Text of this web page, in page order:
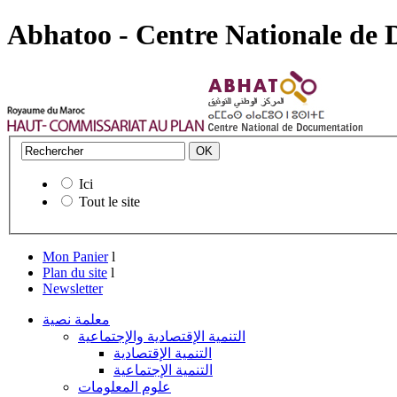
Abhatoo - Centre Nationale de
Ici
Tout le site
Mon Panier l
Plan du site l
Newsletter
معلمة نصية
التنمية الإقتصادية والإجتماعية
التنمية الإقتصادية
التنمية الإجتماعية
علوم المعلومات